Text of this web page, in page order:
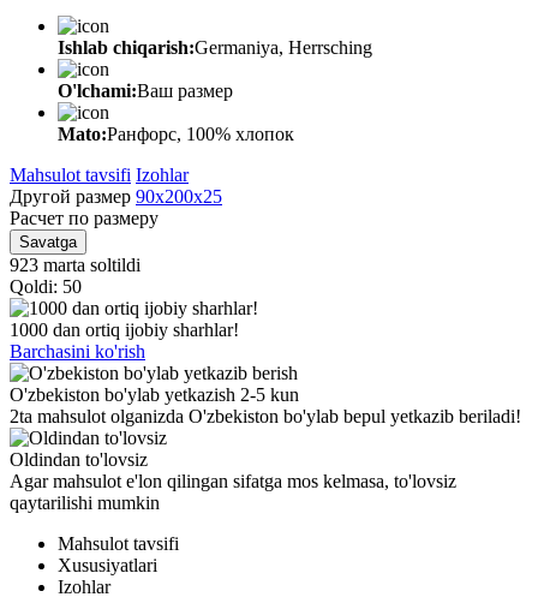
Ishlab chiqarish:Germaniya, Herrsching
O'lchami:Ваш размер
Mato:Ранфорс, 100% хлопок
Mahsulot tavsifi Izohlar
Другой размер 90x200x25
Расчет по размеру
Savatga
923 marta soltildi
Qoldi: 50
1000 dan ortiq ijobiy sharhlar!
Barchasini ko'rish
O'zbekiston bo'ylab yetkazish 2-5 kun
2ta mahsulot olganizda O'zbekiston bo'ylab bepul yetkazib beriladi!
Oldindan to'lovsiz
Agar mahsulot e'lon qilingan sifatga mos kelmasa, to'lovsiz
qaytarilishi mumkin
Mahsulot tavsifi
Xususiyatlari
Izohlar